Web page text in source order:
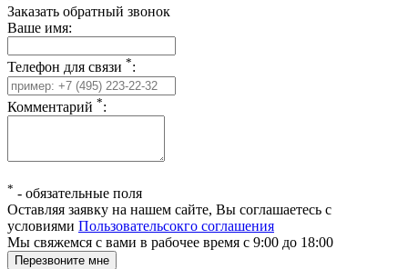
Заказать обратный звонок
Ваше имя:
Телефон для связи *:
Комментарий *:
* - обязательные поля
Оставляя заявку на нашем сайте, Вы соглашаетесь с
условиями Пользовательсокго соглашения
Мы свяжемся с вами в рабочее время с 9:00 до 18:00